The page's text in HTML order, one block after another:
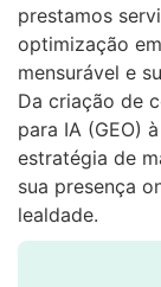
prestamos
optimização
mensurável e
Da criação de
para IA (GEO)
estratégia de
sua presença
lealdade.